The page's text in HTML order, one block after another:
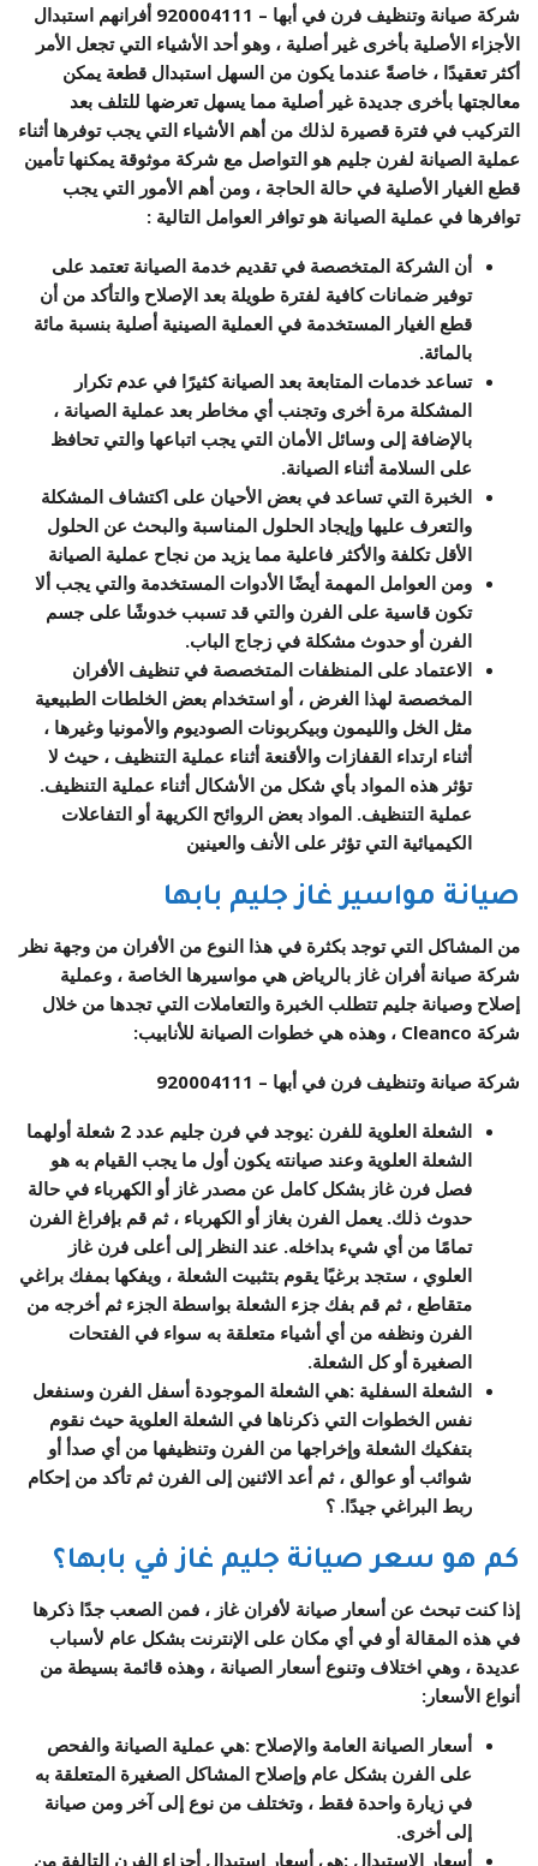
شركة صيانة وتنظيف فرن في أبها – 920004111 أفرانهم استبدال
الأجزاء الأصلية بأخرى غير أصلية ، وهو أحد الأشياء التي تجعل الأمر
أكثر تعقيدًا ، خاصةً عندما يكون من السهل استبدال قطعة يمكن
معالجتها بأخرى جديدة غير أصلية مما يسهل تعرضها للتلف بعد
التركيب في فترة قصيرة لذلك من أهم الأشياء التي يجب توفرها أثناء
عملية الصيانة لفرن جليم هو التواصل مع شركة موثوقة يمكنها تأمين
قطع الغيار الأصلية في حالة الحاجة ، ومن أهم الأمور التي يجب
توافرها في عملية الصيانة هو توافر العوامل التالية :
أن الشركة المتخصصة في تقديم خدمة الصيانة تعتمد على
توفير ضمانات كافية لفترة طويلة بعد الإصلاح والتأكد من أن
قطع الغيار المستخدمة في العملية الصينية أصلية بنسبة مائة
بالمائة.
تساعد خدمات المتابعة بعد الصيانة كثيرًا في عدم تكرار
المشكلة مرة أخرى وتجنب أي مخاطر بعد عملية الصيانة ،
بالإضافة إلى وسائل الأمان التي يجب اتباعها والتي تحافظ
على السلامة أثناء الصيانة.
الخبرة التي تساعد في بعض الأحيان على اكتشاف المشكلة
والتعرف عليها وإيجاد الحلول المناسبة والبحث عن الحلول
الأقل تكلفة والأكثر فاعلية مما يزيد من نجاح عملية الصيانة
ومن العوامل المهمة أيضًا الأدوات المستخدمة والتي يجب ألا
تكون قاسية على الفرن والتي قد تسبب خدوشًا على جسم
الفرن أو حدوث مشكلة في زجاج الباب.
الاعتماد على المنظفات المتخصصة في تنظيف الأفران
المخصصة لهذا الغرض ، أو استخدام بعض الخلطات الطبيعية
مثل الخل والليمون وبيكربونات الصوديوم والأمونيا وغيرها ،
أثناء ارتداء القفازات والأقنعة أثناء عملية التنظيف ، حيث لا
تؤثر هذه المواد بأي شكل من الأشكال أثناء عملية التنظيف.
عملية التنظيف. المواد بعض الروائح الكريهة أو التفاعلات
الكيميائية التي تؤثر على الأنف والعينين
صيانة مواسير غاز جليم بابها
من المشاكل التي توجد بكثرة في هذا النوع من الأفران من وجهة نظر
شركة صيانة أفران غاز بالرياض هي مواسيرها الخاصة ، وعملية
إصلاح وصيانة جليم تتطلب الخبرة والتعاملات التي تجدها من خلال
شركة Cleanco ، وهذه هي خطوات الصيانة للأنابيب:
شركة صيانة وتنظيف فرن في أبها – 920004111
الشعلة العلوية للفرن :
يوجد في فرن جليم عدد 2 شعلة أولهما
الشعلة العلوية وعند صيانته يكون أول ما يجب القيام به هو
فصل فرن غاز بشكل كامل عن مصدر غاز أو الكهرباء في حالة
حدوث ذلك. يعمل الفرن بغاز أو الكهرباء ، ثم قم بإفراغ الفرن
تمامًا من أي شيء بداخله. عند النظر إلى أعلى فرن غاز
العلوي ، ستجد برغيًا يقوم بتثبيت الشعلة ، ويفكها بمفك براغي
متقاطع ، ثم قم بفك جزء الشعلة بواسطة الجزء ثم أخرجه من
الفرن ونظفه من أي أشياء متعلقة به سواء في الفتحات
الصغيرة أو كل الشعلة.
الشعلة السفلية :هي الشعلة الموجودة أسفل الفرن وسنفعل
نفس الخطوات التي ذكرناها في الشعلة العلوية حيث نقوم
بتفكيك الشعلة وإخراجها من الفرن وتنظيفها من أي صدأ أو
شوائب أو عوالق ، ثم أعد الاثنين إلى الفرن ثم تأكد من إحكام
ربط البراغي جيدًا. ؟
كم هو سعر صيانة جليم غاز في بابها؟
إذا كنت تبحث عن أسعار صيانة لأفران غاز ، فمن الصعب جدًا ذكرها
في هذه المقالة أو في أي مكان على الإنترنت بشكل عام لأسباب
عديدة ، وهي اختلاف وتنوع أسعار الصيانة ، وهذه قائمة بسيطة من
أنواع الأسعار:
أسعار الصيانة العامة والإصلاح :هي عملية الصيانة والفحص
على الفرن بشكل عام وإصلاح المشاكل الصغيرة المتعلقة به
في زيارة واحدة فقط ، وتختلف من نوع إلى آخر ومن صيانة
إلى أخرى.
أسعار الاستبدال :هي أسعار استبدال أجزاء الفرن التالفة من